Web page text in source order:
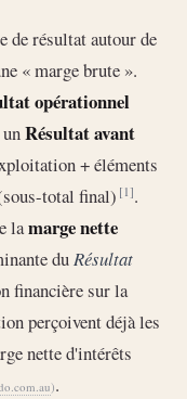
de résultat autour de
« marge brute ».
opérationnel
Résultat avant
+ éléments
total final)[1].
lamarge nette
duRésultat
financière sur la
perçoivent déjà les
nette d'intérêts
).